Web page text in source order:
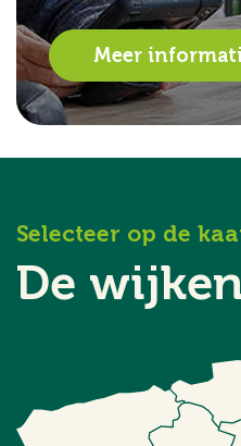
Meer
Selecteer op de
De